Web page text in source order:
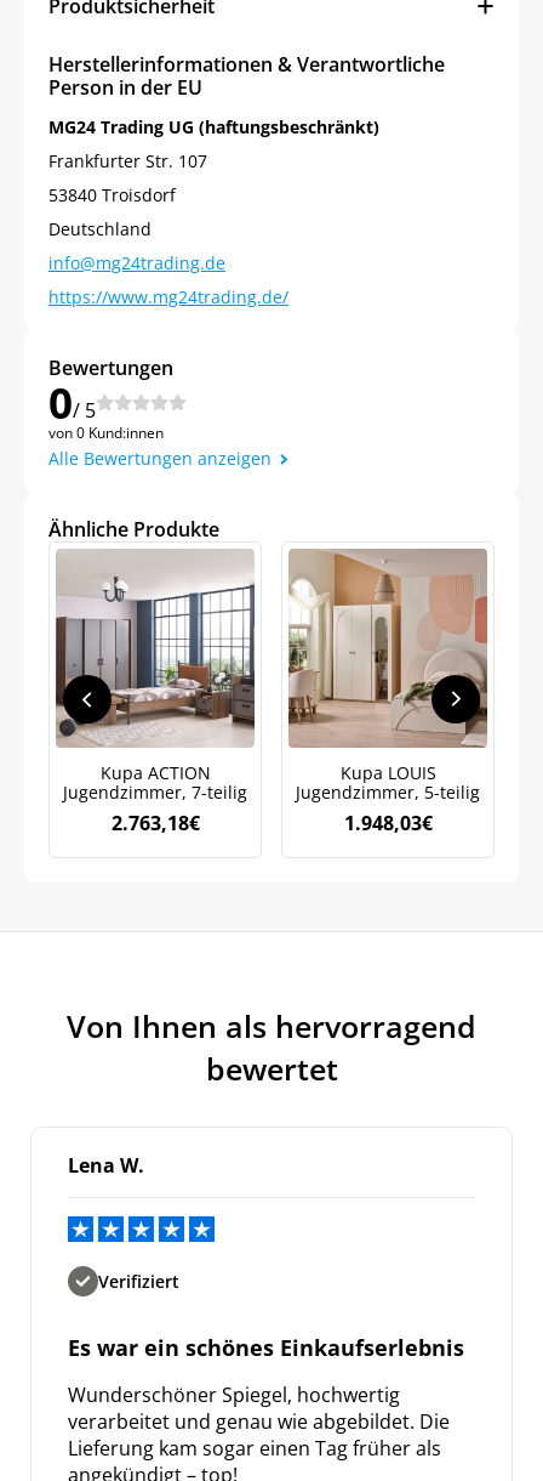
Produktsicherheit
Herstellerinformationen & Verantwortliche
Person in der EU
MG24 Trading UG (haftungsbeschränkt)
Frankfurter Str. 107
53840 Troisdorf
Deutschland
info@mg24trading.de
https://www.mg24trading.de/
Bewertungen
0/ 5
von 0 Kund:innen
Alle Bewertungen anzeigen
Ähnliche Produkte
Kupa ACTION
Jugendzimmer, 7-teilig
2.763,18€
Kupa LOUIS
Jugendzimmer, 5-teilig
1.948,03€
Von Ihnen als hervorragend
bewertet
Lena W.
Verifiziert
Es war ein schönes Einkaufserlebnis
Wunderschöner Spiegel, hochwertig
verarbeitet und genau wie abgebildet. Die
Lieferung kam sogar einen Tag früher als
angekündigt – top!
auf Ihre erste Bestellung sichern!
Bleiben Sie auf dem Laufenden über
Neuigkeiten und Angebote.
Weitere Informationen darüber, wie wir Ihre Daten für
Marketingkommunikation verarbeiten. Lesen Sie unsere
Datenschutzrichtlinie.